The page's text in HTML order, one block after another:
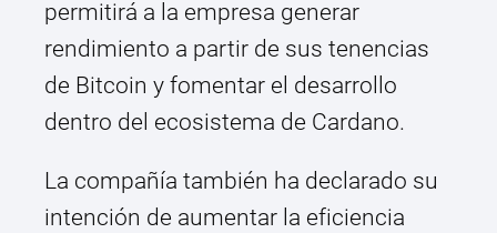
permitirá a la empresa generar
rendimiento a partir de sus tenencias
de Bitcoin y fomentar el desarrollo
dentro del ecosistema de Cardano.
La compañía también ha declarado su
intención de aumentar la eficiencia